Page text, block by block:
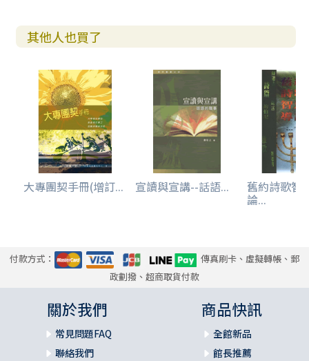
其他人也買了
大專團契手冊(增訂... 宣讀與宣講--話語... 舊約詩歌智
論...
付款方式：
傳真刷卡、虛擬轉帳、郵
政劃撥、超商取貨付款
關於我們
常見問題FAQ
聯絡我們
商品快訊
全館新品
館長推薦